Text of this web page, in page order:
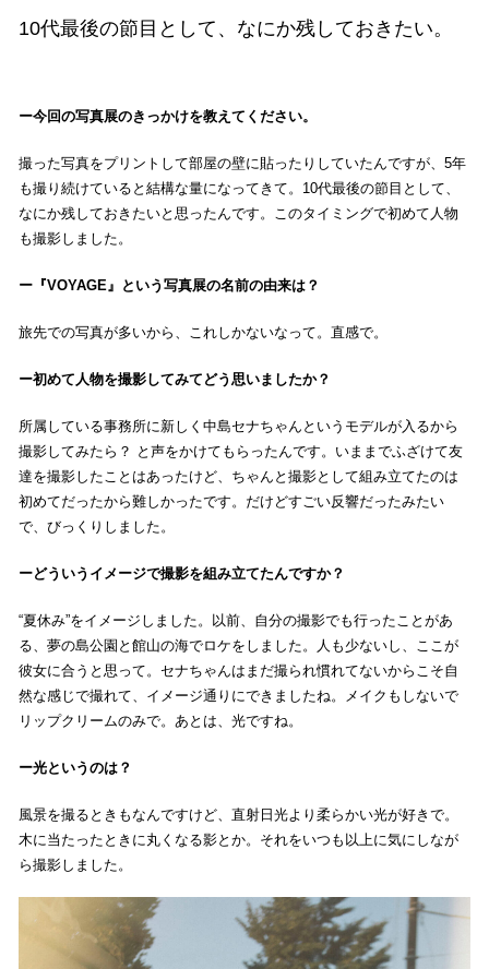
10代最後の節目として、なにか残しておきたい。
今回の写真展のきっかけを教えてください。
撮った写真をプリントして部屋の壁に貼ったりしていたんですが、5年
も撮り続けていると結構な量になってきて。10代最後の節目として、
なにか残しておきたいと思ったんです。このタイミングで初めて人物
も撮影しました。
『VOYAGE』という写真展の名前の由来は？
旅先での写真が多いから、これしかないなって。直感で。
初めて人物を撮影してみてどう思いましたか？
所属している事務所に新しく中島セナちゃんというモデルが入るから
撮影してみたら？ と声をかけてもらったんです。いままでふざけて友
達を撮影したことはあったけど、ちゃんと撮影として組み立てたのは
初めてだったから難しかったです。だけどすごい反響だったみたい
で、びっくりしました。
どういうイメージで撮影を組み立てたんですか？
“夏休み”をイメージしました。以前、自分の撮影でも行ったことがあ
る、夢の島公園と館山の海でロケをしました。人も少ないし、ここが
彼女に合うと思って。セナちゃんはまだ撮られ慣れてないからこそ自
然な感じで撮れて、イメージ通りにできましたね。メイクもしないで
リップクリームのみで。あとは、光ですね。
光というのは？
風景を撮るときもなんですけど、直射日光より柔らかい光が好きで。
木に当たったときに丸くなる影とか。それをいつも以上に気にしなが
ら撮影しました。